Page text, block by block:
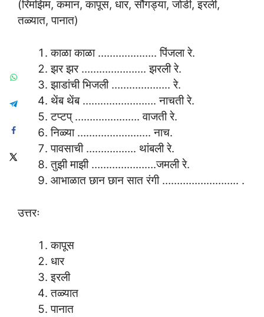
(रिमझिम, कमान, कापूस, धार, सौंगड्या, जोडी, इरली,
तळ्यात, पानात)
काळा काळा ……………….. पिंजला रे.
झर झर …………………. झरली रे.
झाडांची भिजली ……………….. रे.
थेंब थेंब ……………………. नाचती रे.
टप्टप् …………………. वाजती रे.
निळ्या ……………………. नाच.
पावसाची …………….. थांबली रे.
तुझी माझी ………………….जमली रे.
आभाळात छान छान सात रंगी …………………….. .
उत्तरः
कापूस
धार
इरली
तळ्यात
पानात